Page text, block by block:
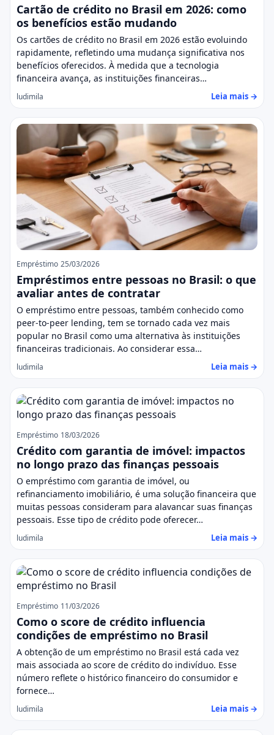
Cartão de crédito no Brasil em 2026: como
os benefícios estão mudando
Os cartões de crédito no Brasil em 2026 estão evoluindo
rapidamente, refletindo uma mudança significativa nos
benefícios oferecidos. À medida que a tecnologia
financeira avança, as instituições financeiras…
ludimila Leia mais →
Empréstimo 25/03/2026
Empréstimos entre pessoas no Brasil: o que
avaliar antes de contratar
O empréstimo entre pessoas, também conhecido como
peer-to-peer lending, tem se tornado cada vez mais
popular no Brasil como uma alternativa às instituições
financeiras tradicionais. Ao considerar essa…
ludimila Leia mais →
Empréstimo 18/03/2026
Crédito com garantia de imóvel: impactos
no longo prazo das finanças pessoais
O empréstimo com garantia de imóvel, ou
refinanciamento imobiliário, é uma solução financeira que
muitas pessoas consideram para alavancar suas finanças
pessoais. Esse tipo de crédito pode oferecer…
ludimila Leia mais →
Empréstimo 11/03/2026
Como o score de crédito influencia
condições de empréstimo no Brasil
A obtenção de um empréstimo no Brasil está cada vez
mais associada ao score de crédito do indivíduo. Esse
número reflete o histórico financeiro do consumidor e
fornece…
ludimila Leia mais →